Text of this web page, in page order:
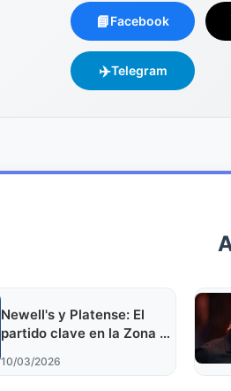
📘Facebook
✈️Telegram
Newell's y Platense: El
partido clave en la Zona A
10/03/2026